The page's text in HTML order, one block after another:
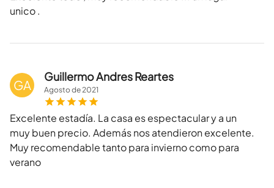
unico .
GA
Guillermo Andres Reartes
Agostode2021
Excelente estadía. La casa es espectacular y a un
muy buen precio. Además nos atendieron excelente.
Muy recomendable tanto para invierno como para
verano